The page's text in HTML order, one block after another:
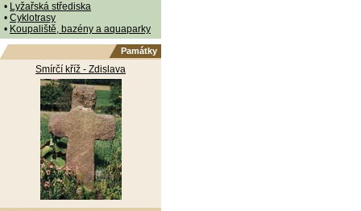
• Lyžařská střediska
• Cyklotrasy
• Koupaliště, bazény a aquaparky
Památky
Smírčí kříž - Zdislava